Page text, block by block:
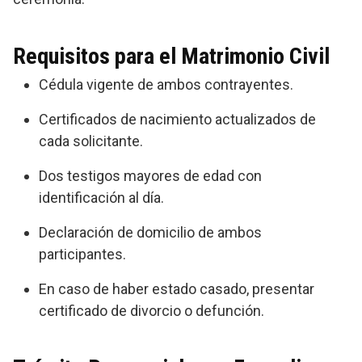
Requisitos para el Matrimonio Civil
Cédula vigente de ambos contrayentes.
Certificados de nacimiento actualizados de
cada solicitante.
Dos testigos mayores de edad con
identificación al día.
Declaración de domicilio de ambos
participantes.
En caso de haber estado casado, presentar
certificado de divorcio o defunción.